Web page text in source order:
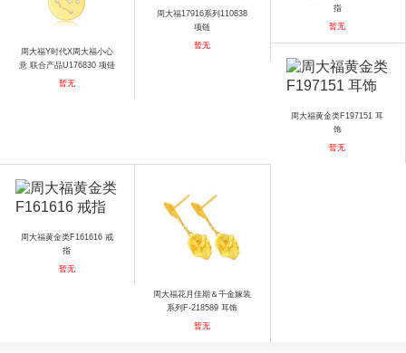
周大福Y时代X周大福小心
意 联合产品U176830 项链
暂无
周大福17916系列110838
项链
暂无
指
暂无
周大福黄金类F197151 耳
饰
暂无
周大福黄金类F161616 戒
指
暂无
周大福花月佳期＆千金嫁装
系列F-218589 耳饰
暂无